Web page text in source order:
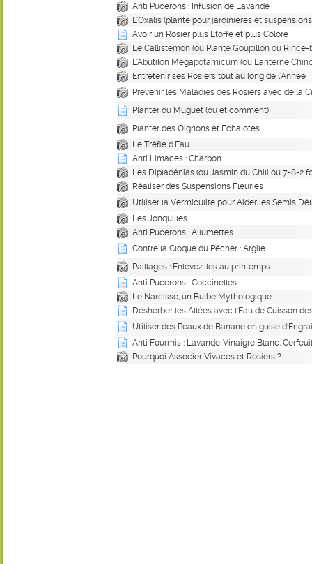
Anti Pucerons : Infusion de Lavande
L'Oxalis (plante pour jardinières et
Avoir un Rosier plus Etoffé et plus Coloré
Le Callistemon (ou Plante Goupillon ou
L'Abutilon Mégapotamicum (ou Lanterne
Entretenir ses Rosiers tout au long de l'Année
Prévenir les Maladies des Rosiers avec de la
Planter du Muguet (où et comment)
Planter des Oignons et Echalotes
Le Trèfle d'Eau
Anti Limaces : Charbon
Les Dipladénias (ou Jasmin du Chili ou 7-8-2
Réaliser des Suspensions Fleuries
Utiliser la Vermiculite pour Aider les Semis
Les Jonquilles
Anti Pucerons : Allumettes
Contre la Cloque du Pêcher : Argile
Paillages : Enlevez-les au printemps
Anti Pucerons : Coccinelles
Le Narcisse, un Bulbe Mythologique
Désherber les Allées avec l'Eau de Cuisson
Utiliser des Peaux de Banane en guise
Anti Fourmis : Lavande-Vinaigre Blanc,
Pourquoi Associer Vivaces et Rosiers ?